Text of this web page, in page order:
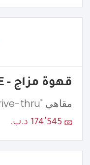
قهوة مزاج - MEZAJ COFFEE
مقاهي "Drive-thru"
174٬545 د.ب.